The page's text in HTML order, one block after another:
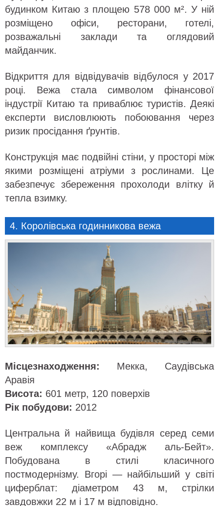
будинком Китаю з площею 578 000 м². У ній
розміщено офіси, ресторани, готелі,
розважальні заклади та оглядовий
майданчик.
Відкриття для відвідувачів відбулося у 2017
році. Вежа стала символом фінансової
індустрії Китаю та приваблює туристів. Деякі
експерти висловлюють побоювання через
ризик просідання ґрунтів.
Конструкція має подвійні стіни, у просторі між
якими розміщені атріуми з рослинами. Це
забезпечує збереження прохолоди влітку й
тепла взимку.
4. Королівська годинникова вежа
Місцезнаходження: Мекка, Саудівська
Аравія
Висота: 601 метр, 120 поверхів
Рік побудови: 2012
Центральна й найвища будівля серед семи
веж комплексу «Абрадж аль-Бейт».
Побудована в стилі класичного
постмодернізму. Вгорі — найбільший у світі
циферблат: діаметром 43 м, стрілки
завдовжки 22 м і 17 м відповідно.